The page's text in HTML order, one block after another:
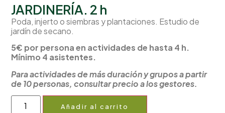
JARDINERÍA. 2 h
Poda, injerto o siembras y plantaciones. Estudio de
jardín de secano.
5€ por persona en actividades de hasta 4 h.
Mínimo 4 asistentes.
Para actividades de más duración y grupos a partir
de 10 personas, consultar precio a los gestores.
Añadir al carrito